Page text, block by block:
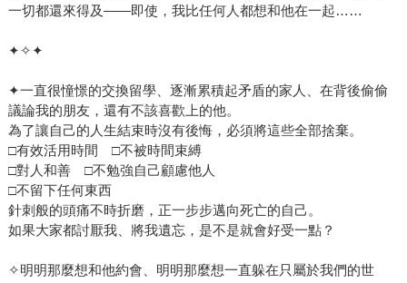
一切都還來得及——即使，我比任何人都想和他在一起……
✦✧✦
✦一直很憧憬的交換留學、逐漸累積起矛盾的家人、在背後偷偷
議論我的朋友，還有不該喜歡上的他。
為了讓自己的人生結束時沒有後悔，必須將這些全部捨棄。
□有效活用時間 □不被時間束縛
□對人和善 □不勉強自己顧慮他人
□不留下任何東西
針刺般的頭痛不時折磨，正一步步邁向死亡的自己。
如果大家都討厭我、將我遺忘，是不是就會好受一點？
✧明明那麼想和他約會、明明那麼想一直躲在只屬於我們的世